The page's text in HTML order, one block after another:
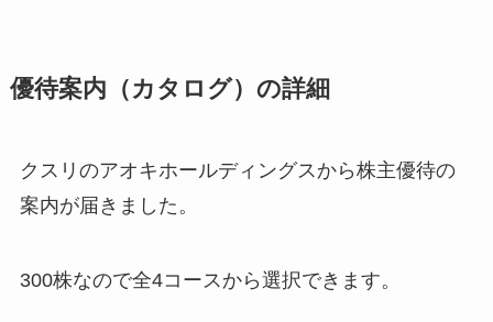
優待案内（カタログ）の詳細
クスリのアオキホールディングスから株主優待の
案内が届きました。
300株なので全4コースから選択できます。